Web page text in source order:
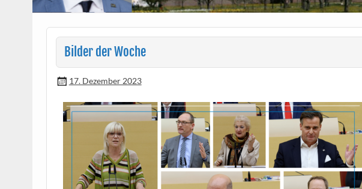
Bilder der Woche
17. Dezember 2023